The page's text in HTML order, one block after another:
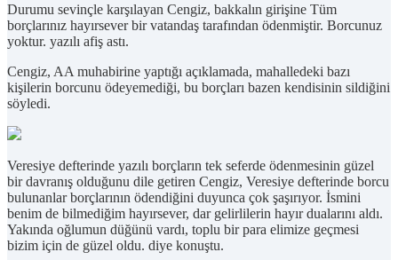
Durumu sevinçle karşılayan Cengiz, bakkalın girişine Tüm
borçlarınız hayırsever bir vatandaş tarafından ödenmiştir. Borcunuz
yoktur. yazılı afiş astı.
Cengiz, AA muhabirine yaptığı açıklamada, mahalledeki bazı
kişilerin borcunu ödeyemediği, bu borçları bazen kendisinin sildiğini
söyledi.
Veresiye defterinde yazılı borçların tek seferde ödenmesinin güzel
bir davranış olduğunu dile getiren Cengiz, Veresiye defterinde borcu
bulunanlar borçlarının ödendiğini duyunca çok şaşırıyor. İsmini
benim de bilmediğim hayırsever, dar gelirlilerin hayır dualarını aldı.
Yakında oğlumun düğünü vardı, toplu bir para elimize geçmesi
bizim için de güzel oldu. diye konuştu.